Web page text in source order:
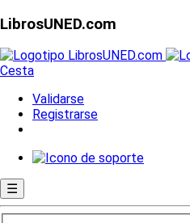
LibrosUNED.com
Cesta
Validarse
Registrarse
☰